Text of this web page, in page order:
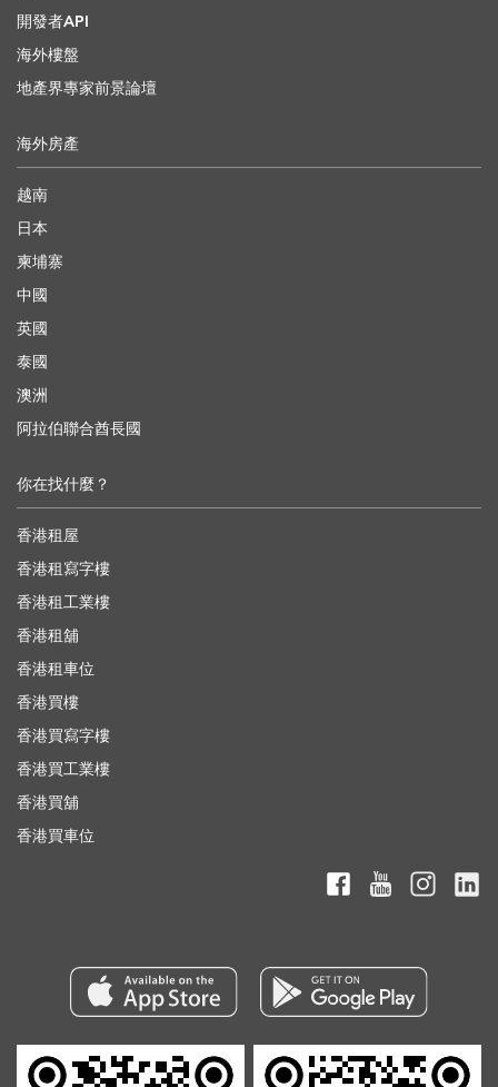
開發者API
海外樓盤
地產界專家前景論壇
海外房產
越南
日本
柬埔寨
中國
英國
泰國
澳洲
阿拉伯聯合酋長國
你在找什麼？
香港租屋
香港租寫字樓
香港租工業樓
香港租舖
香港租車位
香港買樓
香港買寫字樓
香港買工業樓
香港買舖
香港買車位